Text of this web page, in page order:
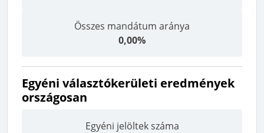
Összes mandátum aránya
0,00%
Egyéni választókerületi eredmények
országosan
Egyéni jelöltek száma